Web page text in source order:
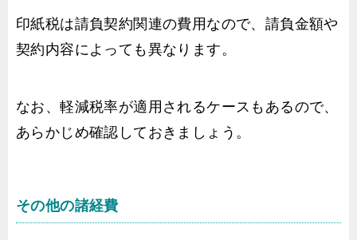
印紙税は請負契約関連の費用なので、請負金額や
契約内容によっても異なります。
なお、軽減税率が適用されるケースもあるので、
あらかじめ確認しておきましょう。
その他の諸経費